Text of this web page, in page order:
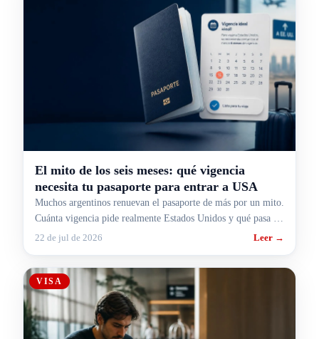
El mito de los seis meses: qué vigencia
necesita tu pasaporte para entrar a USA
Muchos argentinos renuevan el pasaporte de más por un mito.
Cuánta vigencia pide realmente Estados Unidos y qué pasa si
la visa quedó en el pasaporte viejo.
22 de jul de 2026 Leer →
VISA